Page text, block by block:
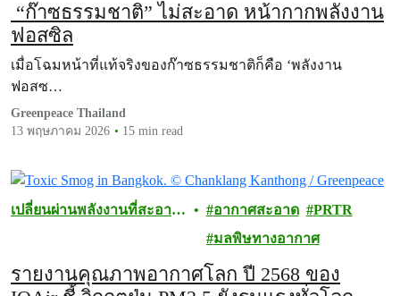
“ก๊าซธรรมชาติ” ไม่สะอาด หน้ากากพลังงาน
ฟอสซิล
เมื่อโฉมหน้าที่แท้จริงของก๊าซธรรมชาติก็คือ ‘พลังงาน
ฟอสซ…
Greenpeace Thailand
13 พฤษภาคม 2026
15 min read
เปลี่ยนผ่านพลังงานที่สะอาด
อากาศสะอาด
PRTR
มลพิษทางอากาศ
รายงานคุณภาพอากาศโลก ปี 2568 ของ